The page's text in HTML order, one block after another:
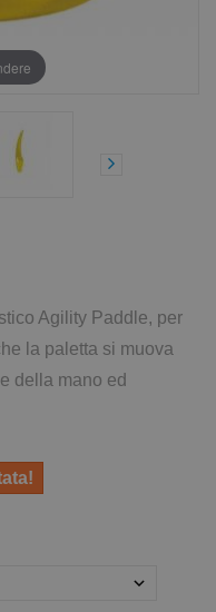
Agility Paddle, per
la paletta si muova
della mano ed